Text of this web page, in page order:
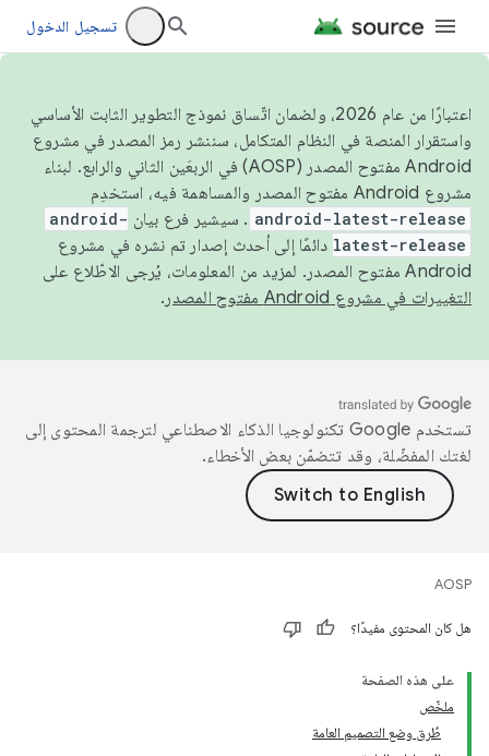
تسجيل الدخول
اعتبارًا من عام 2026، ولضمان اتّساق نموذج التطوير الثابت الأساسي
واستقرار المنصة في النظام المتكامل، سننشر رمز المصدر في مشروع
Android مفتوح المصدر (AOSP) في الربعَين الثاني والرابع. لبناء
مشروع Android مفتوح المصدر والمساهمة فيه، استخدِم
android-latest-release . سيشير فرع بيان android-
latest-release دائمًا إلى أحدث إصدار تم نشره في مشروع
Android مفتوح المصدر. لمزيد من المعلومات، يُرجى الاطّلاع على
التغييرات في مشروع Android مفتوح المصدر
.
تستخدم Google تكنولوجيا الذكاء الاصطناعي لترجمة المحتوى إلى
لغتك المفضّلة، وقد تتضمّن بعض الأخطاء.
AOSP
هل كان المحتوى مفيدًا؟
على هذه الصفحة
ملخّص
طُرق وضع التصميم العامة